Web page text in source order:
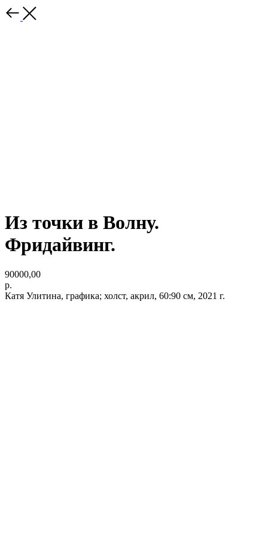
Из точки в Волну.
Фридайвинг.
90000,00
р.
Катя Улитина, графика; холст, акрил, 60:90 см, 2021 г.